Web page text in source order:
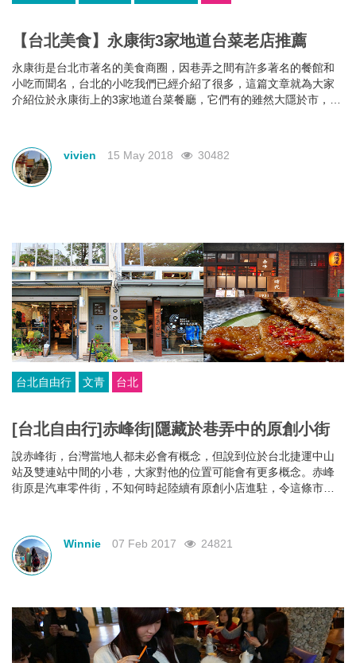
【台北美食】永康街3家地道台菜老店推薦
永康街是台北市著名的美食商圈，因巷弄之間有許多著名的餐館和
小吃而聞名，台北的小吃我們已經介紹了很多，這篇文章就為大家
介紹位於永康街上的3家地道台菜餐廳，它們有的雖然大隱於市，但
vivien
15 May 2018 30482
台北自由行 文青 台北
[台北自由行]赤峰街|隱藏於巷弄中的原創小街
說赤峰街，台灣當地人都未必會有概念，但說到位於台北捷運中山
站及雙連站中間的小巷，大家對他的位置可能會有更多概念。赤峰
街原是汽車零件街，不知何時起陸續有原創小店進駐，令這條市井
Winnie 07 Feb 2017 24821